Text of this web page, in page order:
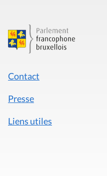
Contact
Presse
Liens utiles